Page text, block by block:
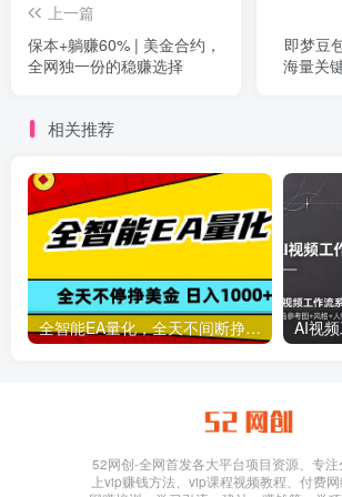
上一篇
保本+躺赚60% | 美金合约，
全网独一份的稳赚选择
即梦豆
海量关
相关推荐
全智能EA量化，全天不间断挣美金，，小白轻松操作，日入1000+
52网创-全网首发各大平台项目资源、专注
上vip赚钱方法、vip课程视频教程、付费